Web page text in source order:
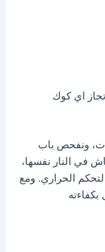
اي كوك
ونفحص باب
في النار نفسها،
الحراري. ومع